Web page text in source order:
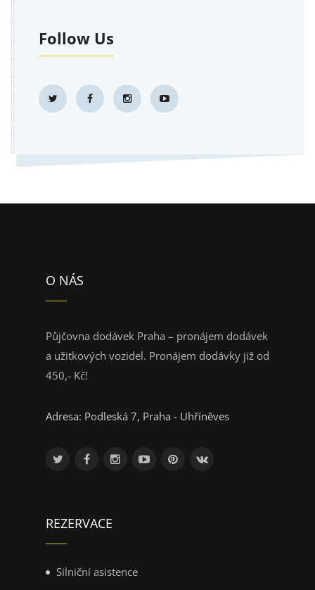
Follow Us
O NÁS
Půjčovna dodávek Praha – pronájem dodávek
a užitkových vozidel. Pronájem dodávky již od
450,- Kč!
Adresa: Podleská 7, Praha - Uhříněves
REZERVACE
Silniční asistence